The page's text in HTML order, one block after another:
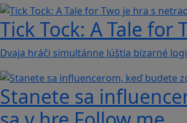
Tick Tock: A Tale
Dvaja hráči simultánne lúštia bizarné
Stanete sa